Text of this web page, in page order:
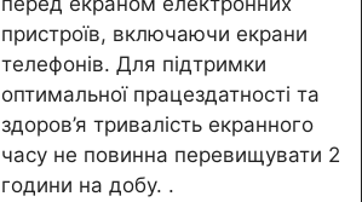
пристроїв, включаючи екрани
телефонів. Для підтримки
оптимальної працездатності та
здоров’я тривалість екранного
часу не повинна перевищувати 2
години на добу. .